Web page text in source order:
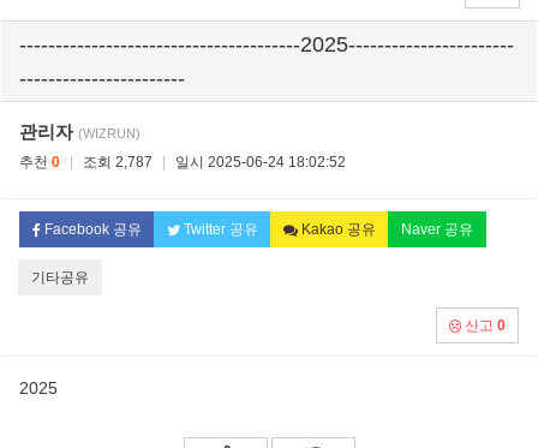
---------------------------------------2025-----------------------
-----------------------
관리자 (WIZRUN)
추천 0 | 조회 2,787 | 일시 2025-06-24 18:02:52
Facebook 공유 Twitter 공유 Kakao 공유 Naver 공유
기타공유
신고 0
2025